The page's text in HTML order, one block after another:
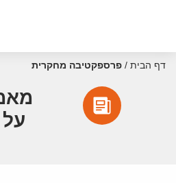
דף הבית / פרספקטיבה מחקרית